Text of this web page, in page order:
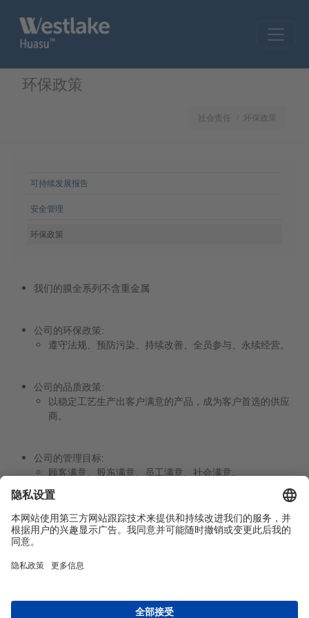
环保政策
社会责任 环保政策
可持续发展报告
安全管理
环保政策
我们的膜全系列不含重金属
公司的环保政策:
遵守法规、预防污染、持续改善、全员参与、永续经营。
公司的品质政策:
以稳定工艺生产出客户满意的产品，成为客户首选的供应
商。
公司的管理目标:
顾客满意、股东满意、员工满意、社会满意。
English
网站导航 研发创新